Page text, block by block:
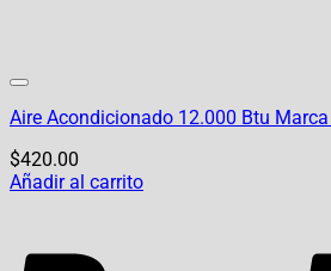
Aire Acondicionado 12.000 Btu
$420.00
Añadir al carrito